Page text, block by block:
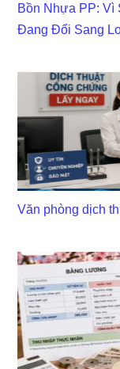
Bồn Nhựa PP: Vì
Đang Đổi Sang
Văn phòng dịch